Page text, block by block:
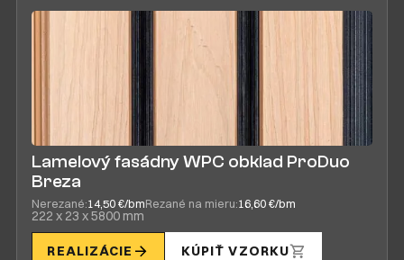
Lamelový fasádny WPC obklad ProDuo
Breza
Nerezané:14,50 €/bmRezané na mieru:16,60 €/bm
222 x 23 x 5800 mm
REALIZÁCIE KÚPIŤ VZORKU